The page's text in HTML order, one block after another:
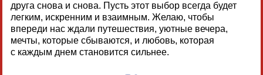
друга снова и снова. Пусть этот выбор всегда будет
легким, искренним и взаимным. Желаю, чтобы
впереди нас ждали путешествия, уютные вечера,
мечты, которые сбываются, и любовь, которая
с каждым днем становится сильнее.